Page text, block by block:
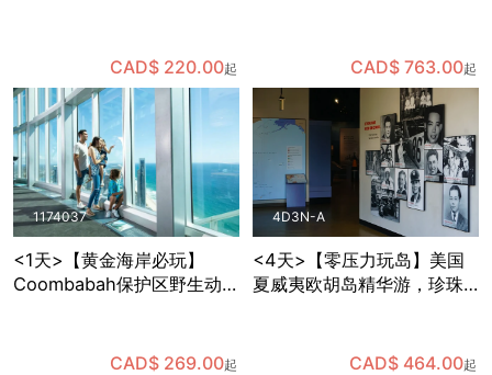
CAD$ 220.00起
CAD$ 763.00起
1174037
<1天>【黄金海岸必玩】
Coombabah保护区野生动物
含保护区与国家公园门票 (布
CAD$ 269.00起
4D3N-A
<4天>【零压力玩岛】美国
夏威夷欧胡岛精华游，珍珠
CAD$ 464.00起